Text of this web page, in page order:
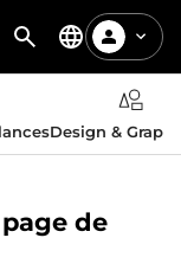
Design &
de